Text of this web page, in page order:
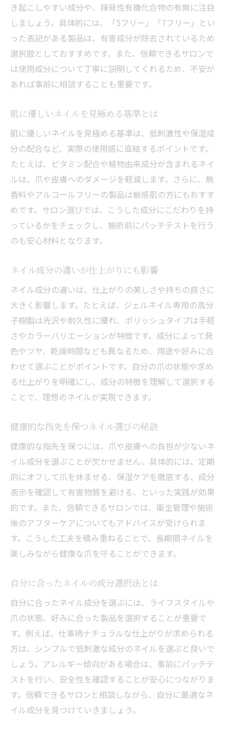
自分に合うネイルを見つける成分チェック法
ネイル成分を比較して自分に合うものを
肌質別に適したネイル選びのコツ
自宅でできるネイル成分の見分け方
成分表から安全なネイルを選ぶポイント
ネイル成分診断で理想の指先を手に入れる
ネイルを美しく保つための成分選択術
美しいネイルを長持ちさせる成分の役割
ネイルの持続力を高める成分とは
ケア重視のネイル選びで健康な爪を守る
ネイル成分とケア方法の関係を解説
見た目も持ちも満足なネイル成分の秘密
プロも注目するネイル成分の選び方
敏感肌に優しいネイル成分の見つけ方
低刺激ネイル成分で安心して楽しむコツ
肌トラブルを防ぐネイル選びの工夫
ネイルの安全性と成分選択の大切さ
肌にやさしいネイルを選ぶポイント解説
敏感な方でも安心なネイル成分を紹介
ネイル成分と安全性の最新トレンドを探る
今注目のネイル成分トレンドとは何か
話題のネイル成分と安全対策の最新情報
ネイル業界で注目の成分とその特徴
最新トレンドから見るネイル成分の選び方
安心して使える最新ネイル成分を解説
納得して選べるネイル成分のポイントまとめ
納得できるネイル成分選びの要点整理
自分に合うネイル成分選定のチェックリス
ト
安全で美しいネイルの成分チェック方法
購入前に知りたいネイル成分の基礎
信頼できるネイル成分を選ぶために
き起こしやすい成分や、揮発性有機化合物の有無に注目
しましょう。具体的には、「5フリー」「7フリー」とい
った表記がある製品は、有害成分が除去されているため
選択肢としておすすめです。また、信頼できるサロンで
は使用成分について丁寧に説明してくれるため、不安が
あれば事前に相談することも重要です。
肌に優しいネイルを見極める基準とは
肌に優しいネイルを見極める基準は、低刺激性や保湿成
分の配合など、実際の使用感に直結するポイントです。
たとえば、ビタミン配合や植物由来成分が含まれるネイ
ルは、爪や皮膚へのダメージを軽減します。さらに、無
香料やアルコールフリーの製品は敏感肌の方にもおすす
めです。サロン選びでは、こうした成分にこだわりを持
っているかをチェックし、施術前にパッチテストを行う
のも安心材料となります。
ネイル成分の違いが仕上がりにも影響
ネイル成分の違いは、仕上がりの美しさや持ちの良さに
大きく影響します。たとえば、ジェルネイル専用の高分
子樹脂は光沢や耐久性に優れ、ポリッシュタイプは手軽
さやカラーバリエーションが特徴です。成分によって発
色やツヤ、乾燥時間なども異なるため、用途や好みに合
わせて選ぶことがポイントです。自分の爪の状態や求め
る仕上がりを明確にし、成分の特徴を理解して選択する
ことで、理想のネイルが実現できます。
健康的な指先を保つネイル選びの秘訣
健康的な指先を保つには、爪や皮膚への負担が少ないネ
イル成分を選ぶことが欠かせません。具体的には、定期
的にオフして爪を休ませる、保湿ケアを徹底する、成分
表示を確認して有害物質を避ける、といった実践が効果
的です。また、信頼できるサロンでは、衛生管理や施術
後のアフターケアについてもアドバイスが受けられま
す。こうした工夫を積み重ねることで、長期間ネイルを
楽しみながら健康な爪を守ることができます。
自分に合ったネイルの成分選択法とは
自分に合ったネイル成分を選ぶには、ライフスタイルや
爪の状態、好みに合った製品を選択することが重要で
す。例えば、仕事柄ナチュラルな仕上がりが求められる
方は、シンプルで低刺激な成分のネイルを選ぶと良いで
しょう。アレルギー傾向がある場合は、事前にパッチテ
ストを行い、安全性を確認することが安心につながりま
す。信頼できるサロンと相談しながら、自分に最適なネ
イル成分を見つけていきましょう。